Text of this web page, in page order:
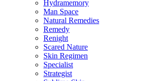
Hydramemory
Man Space
Natural Remedies
Remedy
Renight
Scared Nature
Skin Regimen
Specialist
Strategist